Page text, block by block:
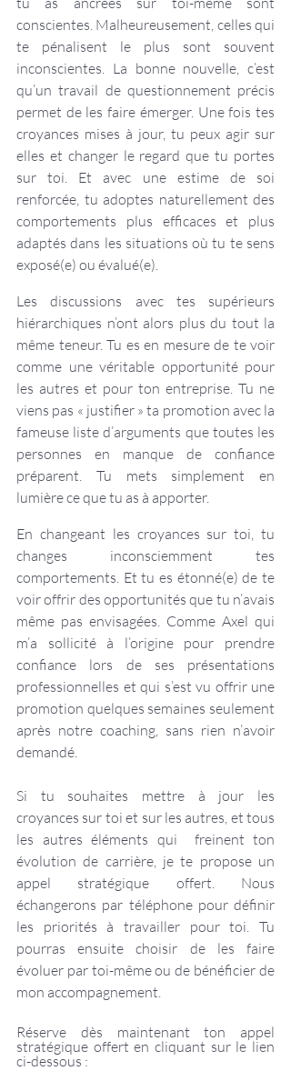
conscientes. Malheureusement, celles qui
te pénalisent le plus sont souvent
inconscientes. La bonne nouvelle, c’est
qu’un travail de questionnement précis
permet de les faire émerger. Une fois tes
croyances mises à jour, tu peux agir sur
elles et changer le regard que tu portes
sur toi. Et avec une estime de soi
renforcée, tu adoptes naturellement des
comportements plus efficaces et plus
adaptés dans les situations où tu te sens
exposé(e) ou évalué(e).
Les discussions avec tes supérieurs
hiérarchiques n’ont alors plus du tout la
même teneur. Tu es en mesure de te voir
comme une véritable opportunité pour
les autres et pour ton entreprise. Tu ne
viens pas « justifier » ta promotion avec la
fameuse liste d’arguments que toutes les
personnes en manque de confiance
préparent. Tu mets simplement en
lumière ce que tu as à apporter.
En changeant les croyances sur toi, tu
changes inconsciemment tes
comportements. Et tu es étonné(e) de te
voir offrir des opportunités que tu n’avais
même pas envisagées. Comme Axel qui
m’a sollicité à l’origine pour prendre
confiance lors de ses présentations
professionnelles et qui s’est vu offrir une
promotion quelques semaines seulement
après notre coaching, sans rien n’avoir
demandé.
Si tu souhaites mettre à jour les
croyances sur toi et sur les autres, et tous
les autres éléments qui  freinent ton
évolution de carrière, je te propose un
appel stratégique offert. Nous
échangerons par téléphone pour définir
les priorités à travailler pour toi. Tu
pourras ensuite choisir de les faire
évoluer par toi-même ou de bénéficier de
mon accompagnement.
Réserve dès maintenant ton appel
stratégique offert en cliquant sur le lien
ci-dessous :